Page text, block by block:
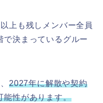
上も残しメンバー全員
で決まっているグルー
2027年に解散や契約
能性があります。